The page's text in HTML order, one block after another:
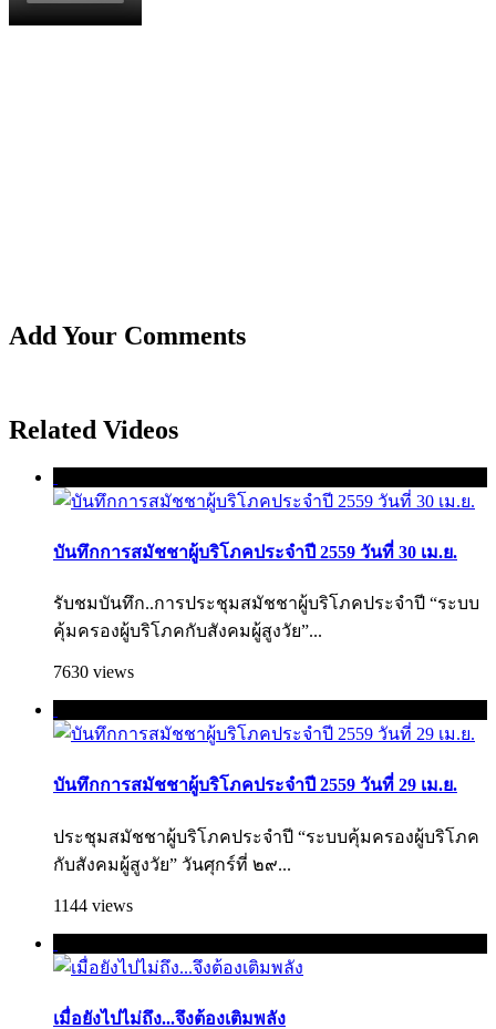
Add Your Comments
Related Videos
บันทึกการสมัชชาผู้บริโภคประจำปี 2559 วันที่ 30 เม.ย.
รับชมบันทึก..การประชุมสมัชชาผู้บริโภคประจำปี “ระบบ
คุ้มครองผู้บริโภคกับสังคมผู้สูงวัย”...
7630 views
บันทึกการสมัชชาผู้บริโภคประจำปี 2559 วันที่ 29 เม.ย.
ประชุมสมัชชาผู้บริโภคประจำปี “ระบบคุ้มครองผู้บริโภค
กับสังคมผู้สูงวัย” วันศุกร์ที่ ๒๙...
1144 views
เมื่อยังไปไม่ถึง...จึงต้องเติมพลัง